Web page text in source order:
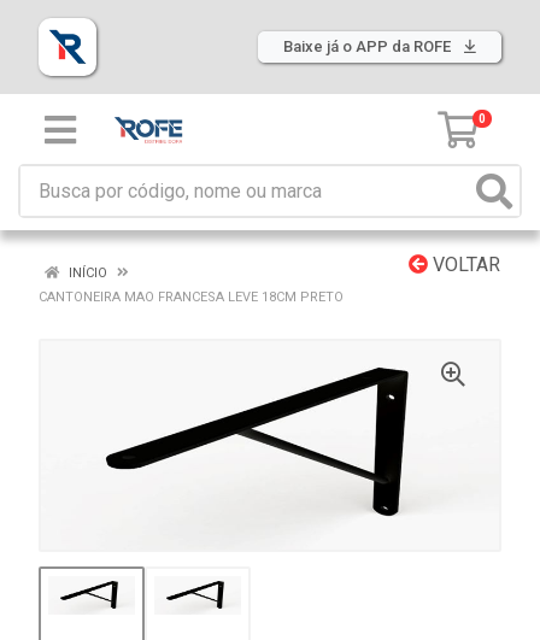
Baixe já o APP da ROFE
0
VOLTAR
INÍCIO
CANTONEIRA MAO FRANCESA LEVE 18CM PRETO